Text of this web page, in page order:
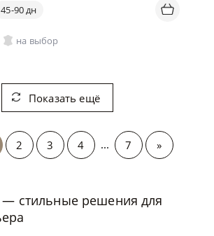
45-90 дн
на выбор
Показать ещё
2 3 4 ... 7 »
стильные решения для